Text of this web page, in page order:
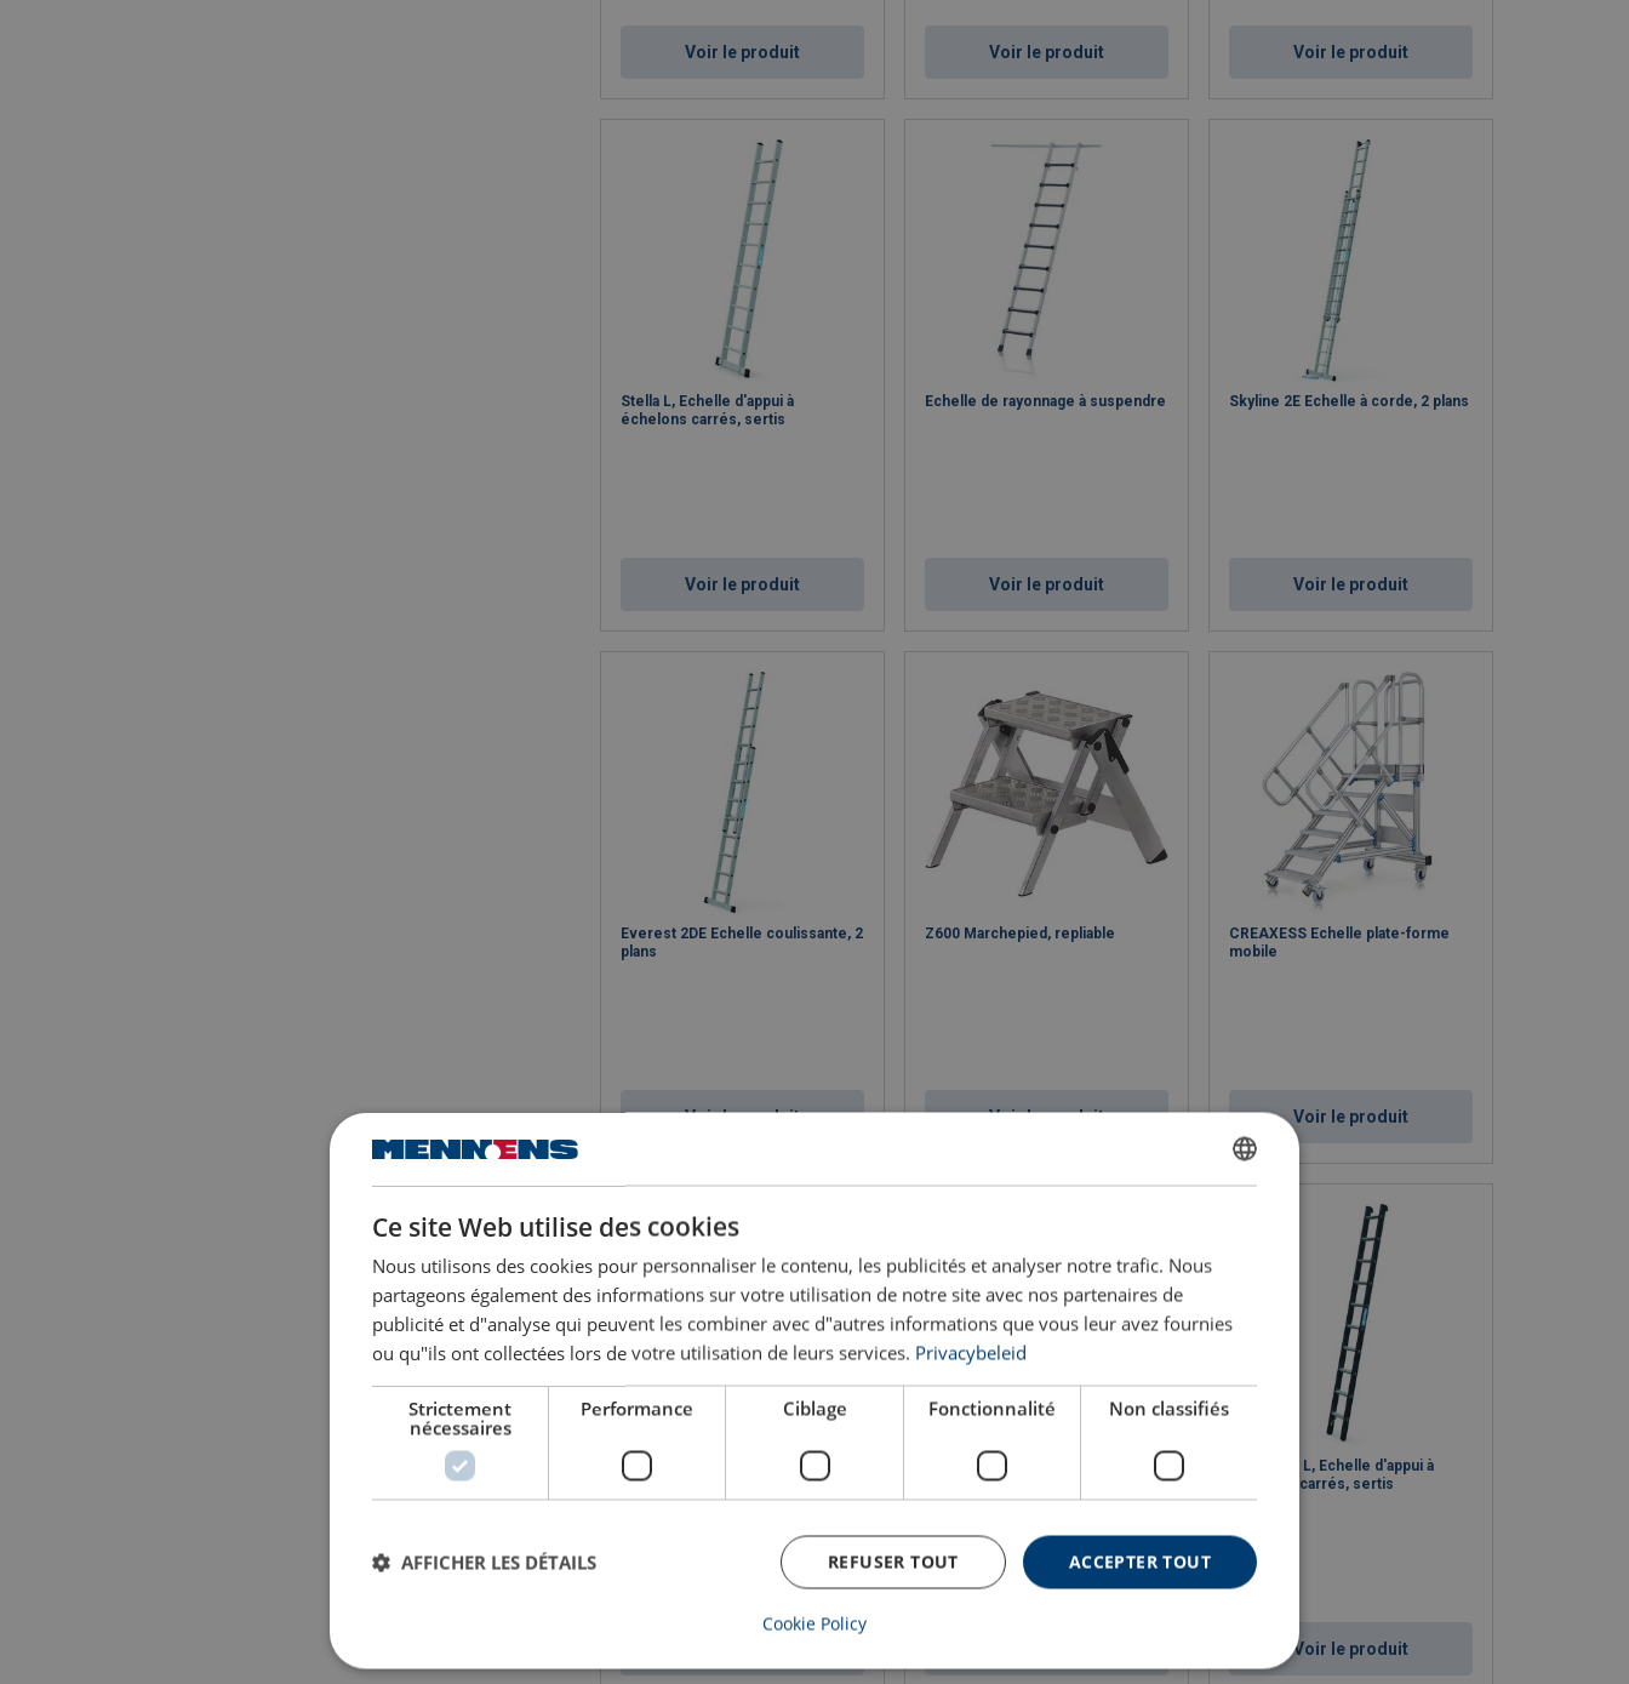
Voir le produit Voir le produit Voir le produit
Stella L, Echelle d'appui à
échelons carrés, sertis
Voir le produit
Echelle de rayonnage à suspendre
Voir le produit
Skyline 2E Echelle à corde, 2 plans
Voir le produit
Everest 2DE Echelle coulissante, 2
plans
Voir le produit
Z600 Marchepied, repliable
Voir le produit
CREAXESS Echelle plate-forme
mobile
Voir le produit
Z600 Echafaudage pliant
COMPACT, version normale et
large
Z600 Echelles à crinoline à une
Megastep L, Echelle d'appui à
échelons carrés, sertis
Voir le produit
DUTCH
FRENCH
Ce site Web utilise des cookies
Nous utilisons des cookies pour personnaliser le contenu, les publicités et analyser notre trafic. Nous
partageons également des informations sur votre utilisation de notre site avec nos partenaires de
publicité et d"analyse qui peuvent les combiner avec d"autres informations que vous leur avez fournies
ou qu"ils ont collectées lors de votre utilisation de leurs services. Privacybeleid
Strictement
nécessaires
Performance Ciblage Fonctionnalité Non classifiés
ACCEPTER TOUT
REFUSER TOUT
AFFICHER LES DÉTAILS
Cookie Policy